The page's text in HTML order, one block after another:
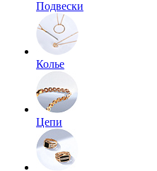
Подвески
Колье
Цепи